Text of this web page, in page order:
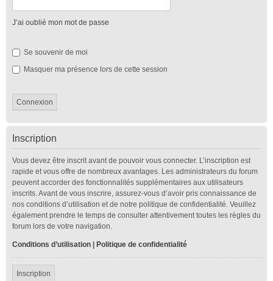
J’ai oublié mon mot de passe
Se souvenir de moi
Masquer ma présence lors de cette session
Inscription
Vous devez être inscrit avant de pouvoir vous connecter. L’inscription est
rapide et vous offre de nombreux avantages. Les administrateurs du forum
peuvent accorder des fonctionnalités supplémentaires aux utilisateurs
inscrits. Avant de vous inscrire, assurez-vous d’avoir pris connaissance de
nos conditions d’utilisation et de notre politique de confidentialité. Veuillez
également prendre le temps de consulter attentivement toutes les règles du
forum lors de votre navigation.
Conditions d’utilisation Politique de confidentialité
Inscription